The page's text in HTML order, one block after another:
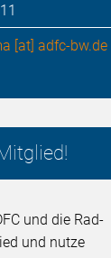
[at] adfc-bw.de
und die Rad-
und nutze